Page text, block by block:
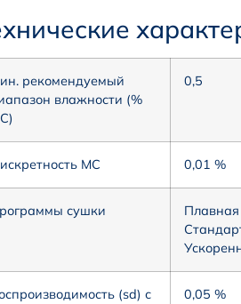
рекомендуемый
влажности (%
0,5
MC 0,01 %
сушки
Плавная
(sd) с
0,05 %